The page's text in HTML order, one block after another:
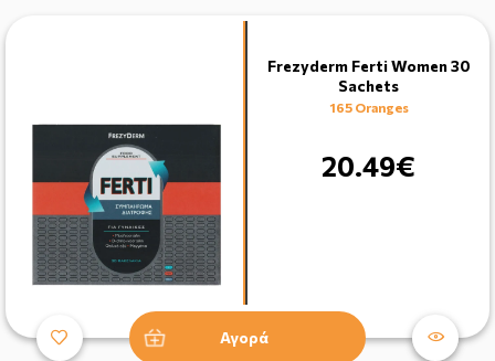
Frezyderm Ferti Women 30
Sachets
165 Oranges
20.49€
Αγορά